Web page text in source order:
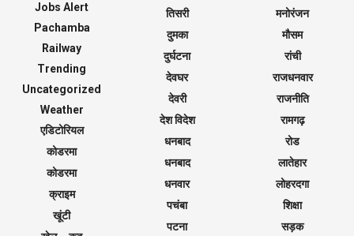
Jobs Alert
Pachamba
Railway
Trending
Uncategorized
Weather
एडिटोरियल
कोडरमा
कोडरमा
क्राइम
खूंटी
तिसरी
दुमका
दुर्घटना
देवघर
देवरी
देश विदेश
धनबाद
धनबाद
धनवार
पचंबा
पटना
मनोरंजन
मौसम
रांची
राजधनवार
राजनीति
रामगढ़
रोड
लातेहार
लोहरदगा
शिक्षा
सड़क